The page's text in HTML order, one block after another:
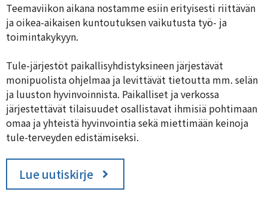
Teemaviikon aikana nostamme esiin erityisesti riittävän
ja oikea-aikaisen kuntoutuksen vaikutusta työ- ja
toimintakykyyn.
Tule-järjestöt paikallisyhdistyksineen järjestävät
monipuolista ohjelmaa ja levittävät tietoutta mm. selän
ja luuston hyvinvoinnista. Paikalliset ja verkossa
järjestettävät tilaisuudet osallistavat ihmisiä pohtimaan
omaa ja yhteistä hyvinvointia sekä miettimään keinoja
tule-terveyden edistämiseksi.
Lue uutiskirje